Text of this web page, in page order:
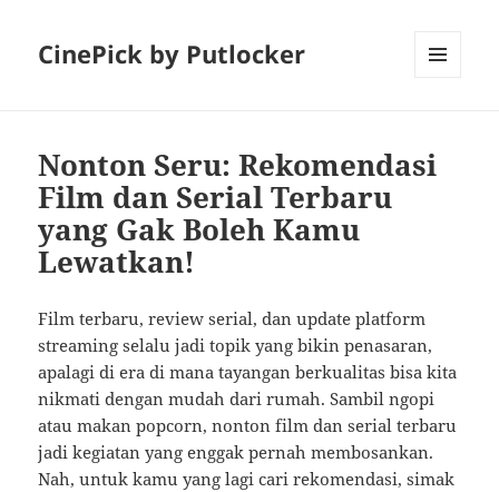
CinePick by Putlocker
Nonton Seru: Rekomendasi
Film dan Serial Terbaru
yang Gak Boleh Kamu
Lewatkan!
Film terbaru, review serial, dan update platform
streaming selalu jadi topik yang bikin penasaran,
apalagi di era di mana tayangan berkualitas bisa kita
nikmati dengan mudah dari rumah. Sambil ngopi
atau makan popcorn, nonton film dan serial terbaru
jadi kegiatan yang enggak pernah membosankan.
Nah, untuk kamu yang lagi cari rekomendasi, simak